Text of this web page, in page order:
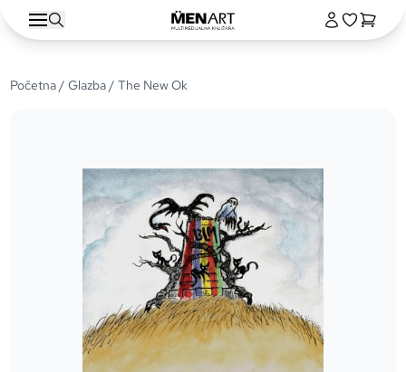
Početna/Glazba/ The New Ok